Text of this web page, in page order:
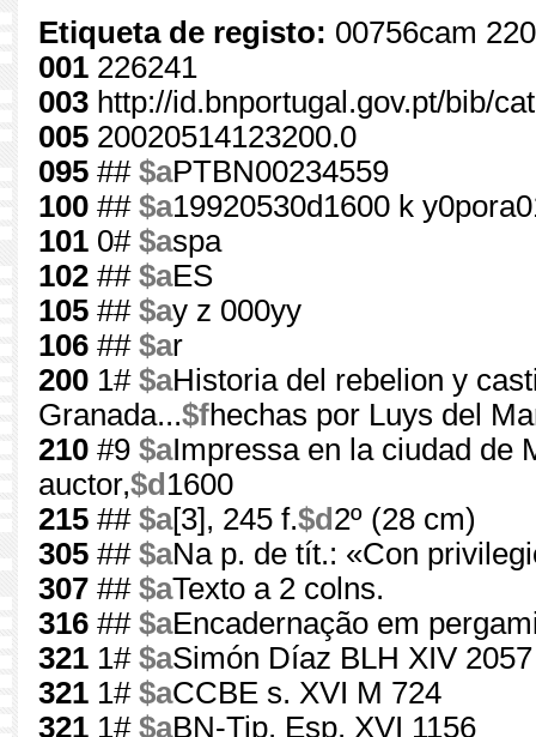
Etiqueta de registo: 00756cam
001 226241
003 http://id.bnportugal.gov.pt/bib/
005 20020514123200.0
095 ## $aPTBN00234559
100 ## $a19920530d1600 k
101 0# $aspa
102 ## $aES
105 ## $ay z 000yy
106 ## $ar
200 1# $aHistoria del rebelion y
Granada...$fhechas por Luys del
210 #9 $aImpressa en la ciudad de
auctor,$d 1600
215 ## $a[3], 245 f.$d 2º (28 cm)
305 ## $aNa p. de tít.: «Con
307 ## $aTexto a 2 colns.
316 ## $aEncadernação em
321 1# $aSimón Díaz BLH XIV 2057
321 1# $aCCBE s. XVI M 724
321 1# $aBN-Tip. Esp. XVI 1156